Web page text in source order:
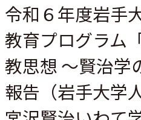
令和６年度岩手
教育プログラム
教思想 ～賢治学
報告（岩手大学